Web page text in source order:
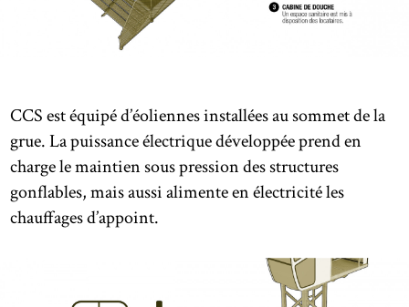
CCS est équipé d’éoliennes installées au sommet de la
grue. La puissance électrique développée prend en
charge le maintien sous pression des structures
gonflables, mais aussi alimente en électricité les
chauffages d’appoint.